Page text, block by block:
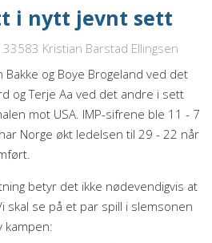
i nytt jevnt sett
33583 Kristian Barstad Ellingsen
og Boye Brogeland ved det
og Terje Aa ved det andre i sett
mot USA. IMP-sifrene ble 11 - 7
Norge økt ledelsen til 29 - 22 når
betyr det ikke nødevendigvis at
skal se på et par spill i slemsonen
kampen: